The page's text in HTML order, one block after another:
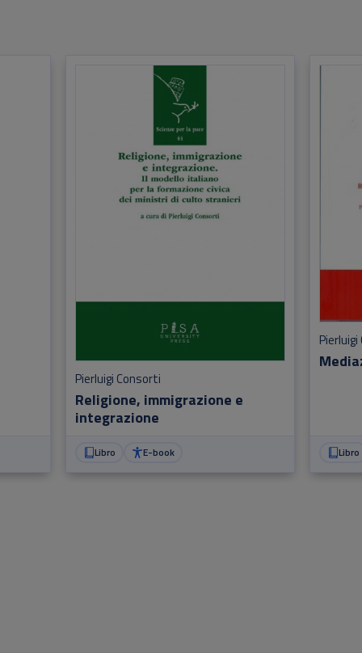
Religione, immigrazione e
integrazione
Pierluigi Consorti
Libro E-book Libro